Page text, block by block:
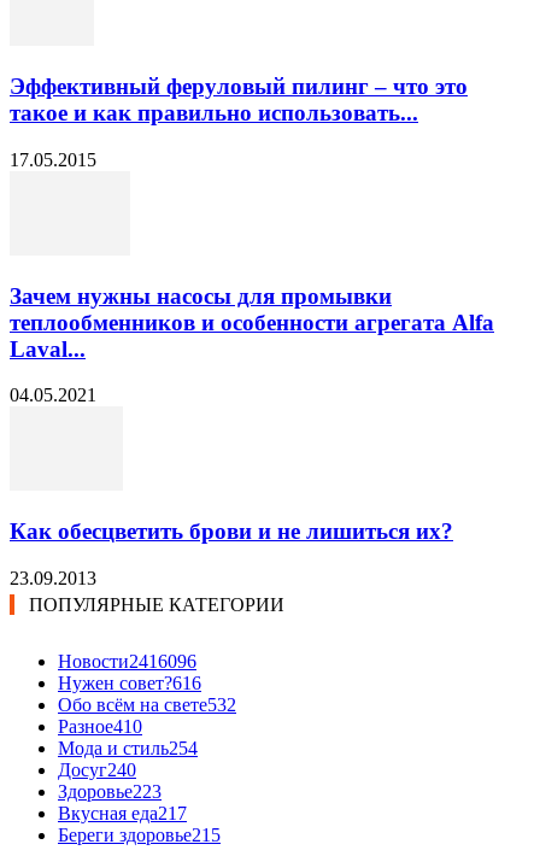
Эффективный феруловый пилинг – что это
такое и как правильно использовать...
17.05.2015
Зачем нужны насосы для промывки
теплообменников и особенности агрегата Alfa
Laval...
04.05.2021
Как обесцветить брови и не лишиться их?
23.09.2013
ПОПУЛЯРНЫЕ КАТЕГОРИИ
Новости2416096
Нужен совет?616
Обо всём на свете532
Разное410
Мода и стиль254
Досуг240
Здоровье223
Вкусная еда217
Береги здоровье215